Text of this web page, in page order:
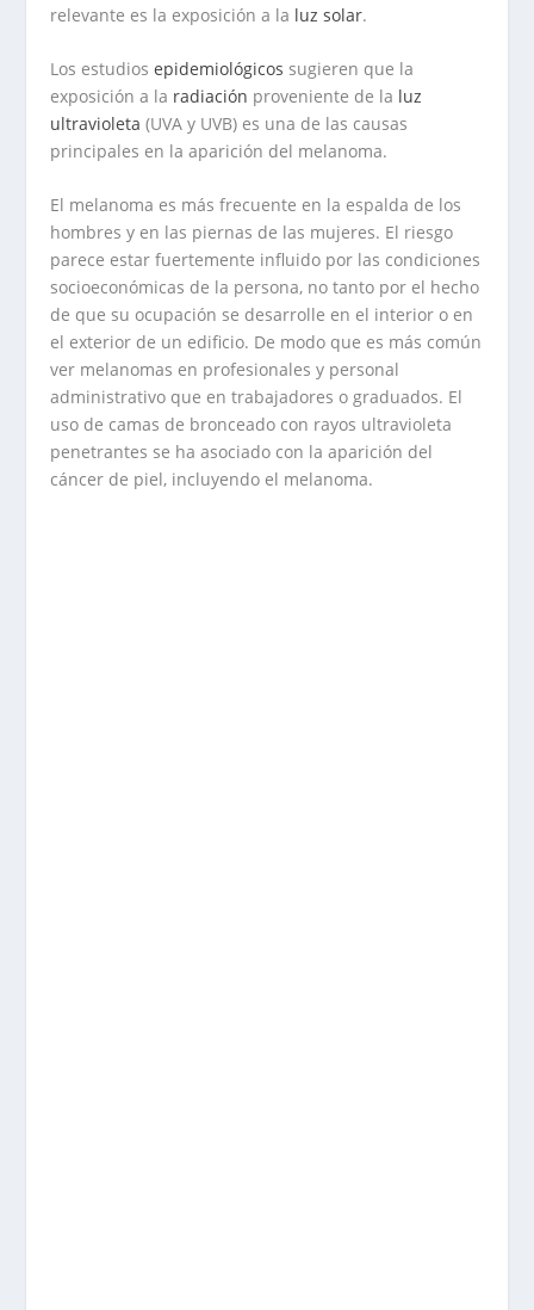
relevante es la exposición a la luz solar.
Los estudiosepidemiológicos sugieren que la
exposición a la radiación proveniente de la luz
ultravioleta (UVA y UVB) es una de las causas
principales en la aparición del melanoma.
El melanoma es más frecuente en la espalda de los
hombres y en las piernas de las mujeres. El riesgo
parece estar fuertemente influido por las condiciones
socioeconómicas de la persona, no tanto por el hecho
de que su ocupación se desarrolle en el interior o en
el exterior de un edificio. De modo que es más común
ver melanomas en profesionales y personal
administrativo que en trabajadores o graduados. El
uso de camas de bronceado con rayos ultravioleta
penetrantes se ha asociado con la aparición del
cáncer de piel, incluyendo el melanoma.